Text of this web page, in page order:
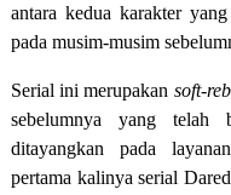
antara kedua karakter
pada musim-musim
Serial ini merupakan soft-
sebelumnya yang telah
ditayangkan pada
pertama kalinya serial